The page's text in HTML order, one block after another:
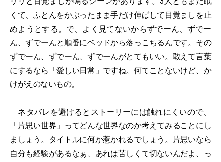
くて、ふとんをかぶったまま手だけ伸ばして目覚ましを止
めようとする。で、よく見てないからずでーん、ずでー
ん、ずでーんと順番にベッドから落っこちるんです。その
ずでーん、ずでーん、ずでーんがとてもいい。敢えて言葉
にするなら「愛しい日常」ですね。何てことないけど、か
けがえのないもの。
ネタバレを避けるとストーリーには触れにくいので、
「片思い世界」ってどんな世界なのか考えてみることにし
ましょう。タイトルに何か惹かれるでしょう。片思いなら
自分も経験があるなぁ、あれは苦しくて切ないんだよ、っ